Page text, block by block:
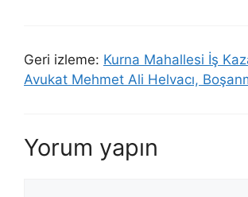
Geri izleme: Kurna Mahallesi İş
Avukat Mehmet Ali Helvacı,
Yorum yapın